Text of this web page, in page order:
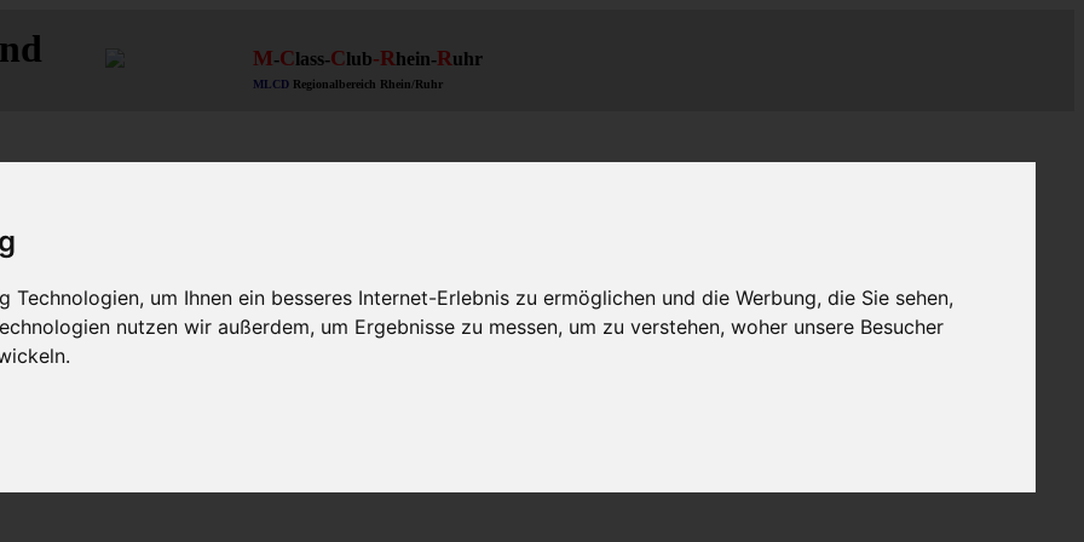
um Ihnen ein besseres Internet-Erlebnis zu ermöglichen und die Werbung, die Sie sehen,
nutzen wir außerdem, um Ergebnisse zu messen, um zu verstehen, woher unsere Besucher
M-Class-Club-Rhein-Ruhr
MLCD Regionalbereich Rhein/Ruhr
W164 W166 V167 Themen für alle(s)